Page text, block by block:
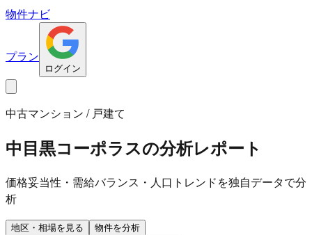
物件ナビ
プラン
ログイン
中古マンション / 戸建て
中目黒コーポラスの分析レポート
価格妥当性・需給バランス・人口トレンドを独自データで分
析
地区・相場を見る 物件を分析